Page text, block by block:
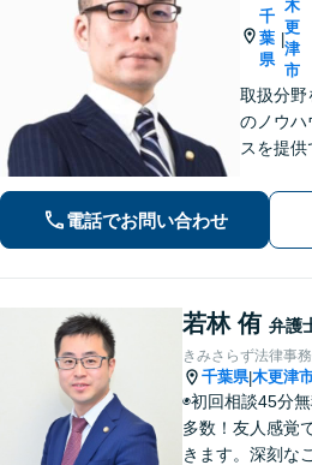
千
葉
県
|
木
更
津
市
取扱分野
のノウハ
スを提供
で、お
電話でお問い合わせ
若林 侑 弁護
きみさらず法律事
千葉県|木更津
◉初回相談45分
多数！友人感覚
きます。深刻な